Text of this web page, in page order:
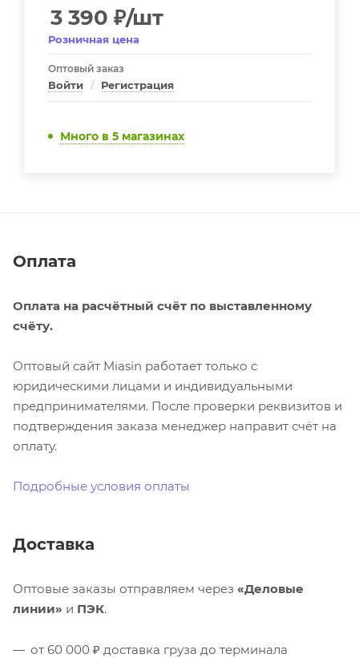
3 390 ₽/шт
Розничная цена
Оптовый заказ
Войти / Регистрация
Много в 5 магазинах
Оплата
Оплата на расчётный счёт по выставленному
счёту.
Оптовый сайт Miasin работает только с
юридическими лицами и индивидуальными
предпринимателями. После проверки реквизитов и
подтверждения заказа менеджер направит счёт на
оплату.
Подробные условия оплаты
Доставка
Оптовые заказы отправляем через «Деловые
линии» и ПЭК.
от 60 000 ₽ доставка груза до терминала